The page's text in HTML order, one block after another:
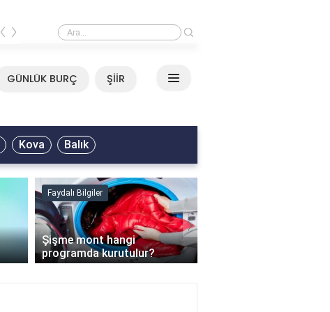
Mirkelam - Tavla Sözleri
‹ ›
GÜNLÜK BURÇ ŞİİR
Kova Balık
Faydalı Bilgiler
Şişme mont hangi
programda kurutulur?
›